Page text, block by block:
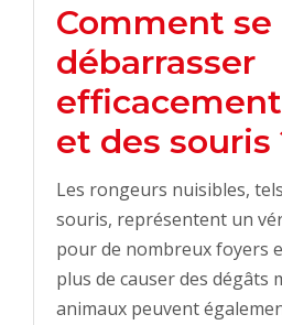
Comment se
débarrasser
et des souris
Les rongeurs nuisibles,
souris, représentent un
pour de nombreux foyers
plus de causer des dégâts
animaux peuvent